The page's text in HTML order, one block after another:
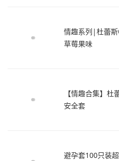
情趣系列|杜蕾
草莓果味
【情趣合集】
安全套
避孕套100只装